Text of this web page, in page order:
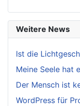
Weitere News
Ist die
Meine Seele hat
Der Mensch ist
WordPress für